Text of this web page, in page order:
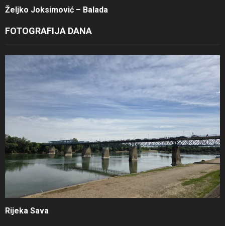
Željko Joksimović – Balada
FOTOGRAFIJA DANA
Rijeka Sava